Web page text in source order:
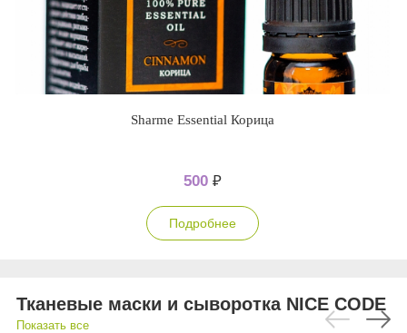
Sharme Essential Корица
500 ₽
Подробнее
Тканевые маски и сыворотка NICE CODE
Показать все